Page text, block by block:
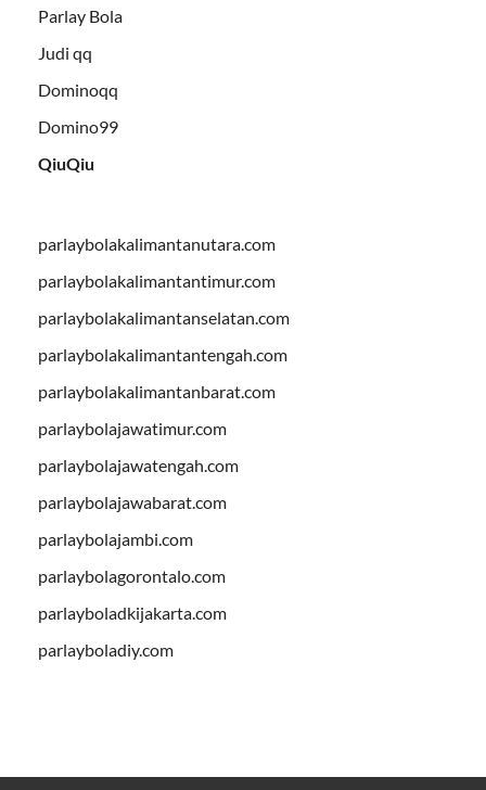
Parlay Bola
Judi qq
Dominoqq
Domino99
QiuQiu
parlaybolakalimantanutara.com
parlaybolakalimantantimur.com
parlaybolakalimantanselatan.com
parlaybolakalimantantengah.com
parlaybolakalimantanbarat.com
parlaybolajawatimur.com
parlaybolajawatengah.com
parlaybolajawabarat.com
parlaybolajambi.com
parlaybolagorontalo.com
parlayboladkijakarta.com
parlayboladiy.com